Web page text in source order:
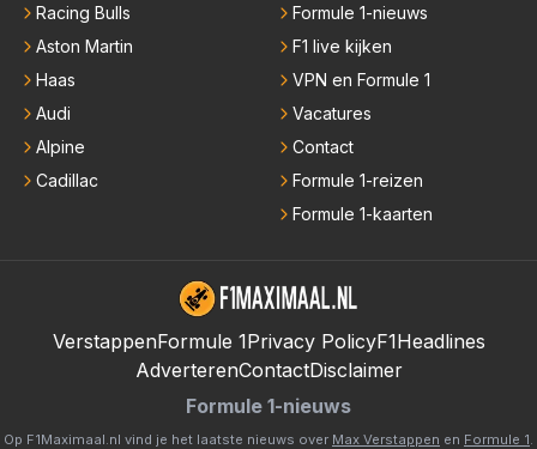
Racing Bulls
Aston Martin
Haas
Audi
Alpine
Cadillac
Formule 1-nieuws
F1 live kijken
VPN en Formule 1
Vacatures
Contact
Formule 1-reizen
Formule 1-kaarten
VerstappenFormule 1Privacy PolicyF1Headlines
AdverterenContactDisclaimer
Formule 1-nieuws
Op F1Maximaal.nl vind je het laatste nieuws over Max Verstappen en Formule 1